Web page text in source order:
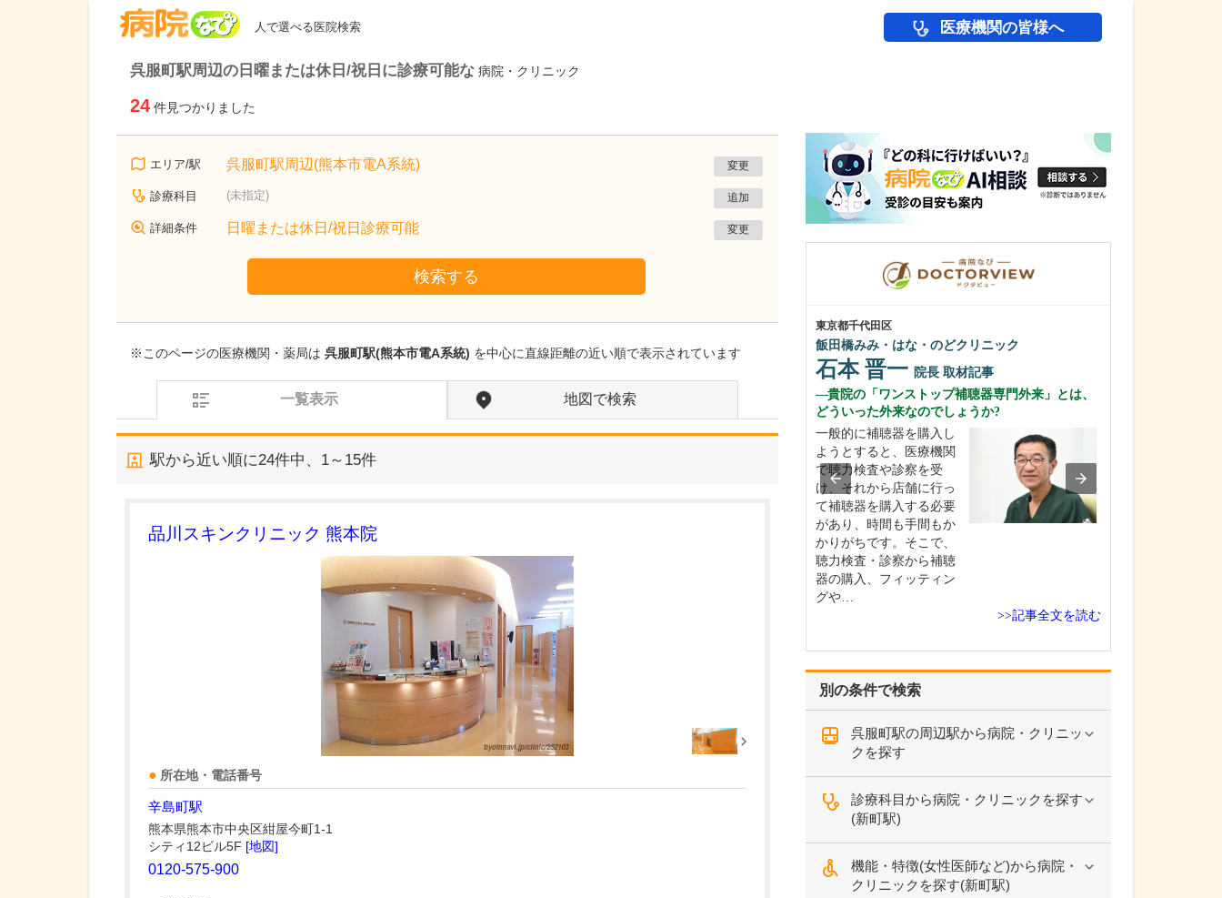
人で選べる医院検索 医療機関の皆様へ
呉服町駅周辺の日曜または休日/祝日に診療可能な 病院・クリニック
24 件見つかりました
エリア/駅 呉服町駅周辺(熊本市電A系統) 変更
診療科目 (未指定) 追加
詳細条件 日曜または休日/祝日診療可能 変更
検索する
※このページの医療機関・薬局は 呉服町駅(熊本市電A系統) を中心に直線距離の近い順で表示されています
一覧表示 地図で検索
駅から近い順に24件中、 1～15件
品川スキンクリニック 熊本院
所在地・電話番号
辛島町駅
熊本県熊本市中央区紺屋今町1-1
シティ12ビル5F [地図]
0120-575-900
別の条件で検索
呉服町駅の周辺駅から病院・クリニッ
クを探す
診療科目から病院・クリニックを探す
(新町駅)
機能・特徴(女性医師など)から病院・
クリニックを探す(新町駅)
熊本県熊本市南区
たかしお内科ハートクリニック
大学病院で要職を担ってきた先生が開業を決め
たのにはどのような理由があったのでしょうか?
心不全という病気は発症
ます。大学病院で後進の
育成に取り組みつつ、高
度…
東京都千代田区
飯田橋みみ・はな・のどクリニック
石本 晋一 院長 取材記事
貴院の「ワンストップ補聴器専門外来」とは、
どういった外来なのでしょうか?
一般的に補聴器を購入し
ようとすると、医療機関
で聴力検査や診察を受
け、それから店舗に行っ
て補聴器を購入する必要
があり、時間も手間もか
かりがちです。そこで、
聴力検査・診察から補聴
器の購入、フィッティン
グや…
>>記事全文を読む